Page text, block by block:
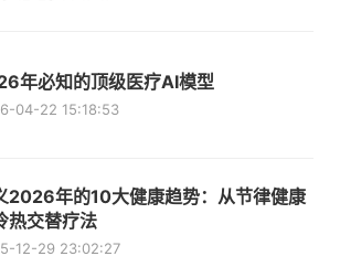
年必知的顶级医疗AI模型
04-22 15:18:53
2026年的10大健康趋势：从节律健康
热交替疗法
12-29 23:02:27